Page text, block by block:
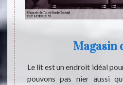
à
Magasin
Le lit est un endroit idéal
pouvons pas nier aussi